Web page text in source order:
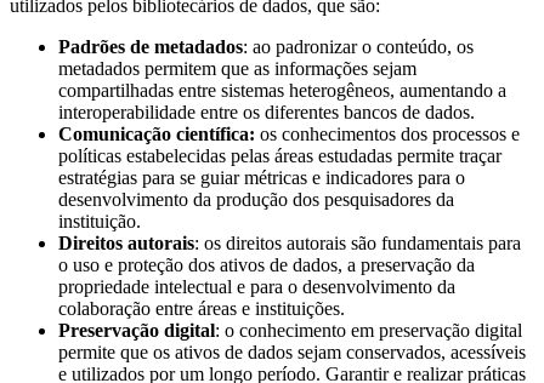
utilizados pelos bibliotecários de dados, que são:
Padrões de metadados: ao padronizar o conteúdo, os
metadados permitem que as informações sejam
compartilhadas entre sistemas heterogêneos, aumentando a
interoperabilidade entre os diferentes bancos de dados.
Comunicação científica: os conhecimentos dos processos e
políticas estabelecidas pelas áreas estudadas permite traçar
estratégias para se guiar métricas e indicadores para o
desenvolvimento da produção dos pesquisadores da
instituição.
Direitos autorais: os direitos autorais são fundamentais para
o uso e proteção dos ativos de dados, a preservação da
propriedade intelectual e para o desenvolvimento da
colaboração entre áreas e instituições.
Preservação digital: o conhecimento em preservação digital
permite que os ativos de dados sejam conservados, acessíveis
e utilizados por um longo período. Garantir e realizar práticas